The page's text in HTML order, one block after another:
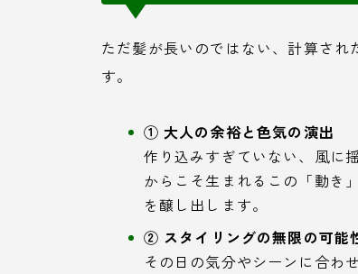
ただ髪が長いのではない、計算さ
す。
① 大人の余裕と色気の演出
作り込みすぎていない、風に
からこそ生まれるこの「動き
を醸し出します。
② スタイリングの無限の可能
その日の気分やシーンに合わ